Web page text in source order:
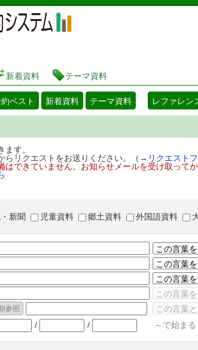
岡山県立図書館 蔵書検索・予
新着資料 テーマ資料
ベスト 新着資料 テーマ資料 レファレン
す。
らリクエストをお送りください。（→ リクエスト
できていません。お知らせメールを受け取ってか
新聞 児童資料 郷土資料 外国語資料
/ / ～で始まる